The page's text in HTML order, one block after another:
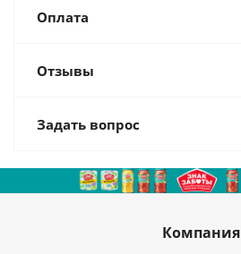
Оплата
Отзывы
Задать вопрос
Компания